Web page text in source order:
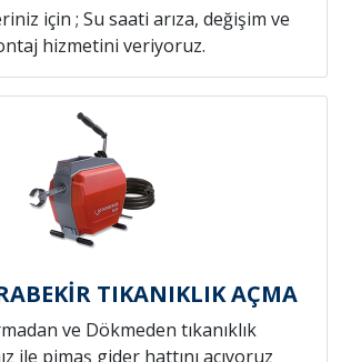
için ; Su saati arıza, değişim ve
hizmetini veriyoruz.
TIKANIKLIK AÇMA
ve Dökmeden tıkanıklık
ile pimaş gider hattını açıyoruz